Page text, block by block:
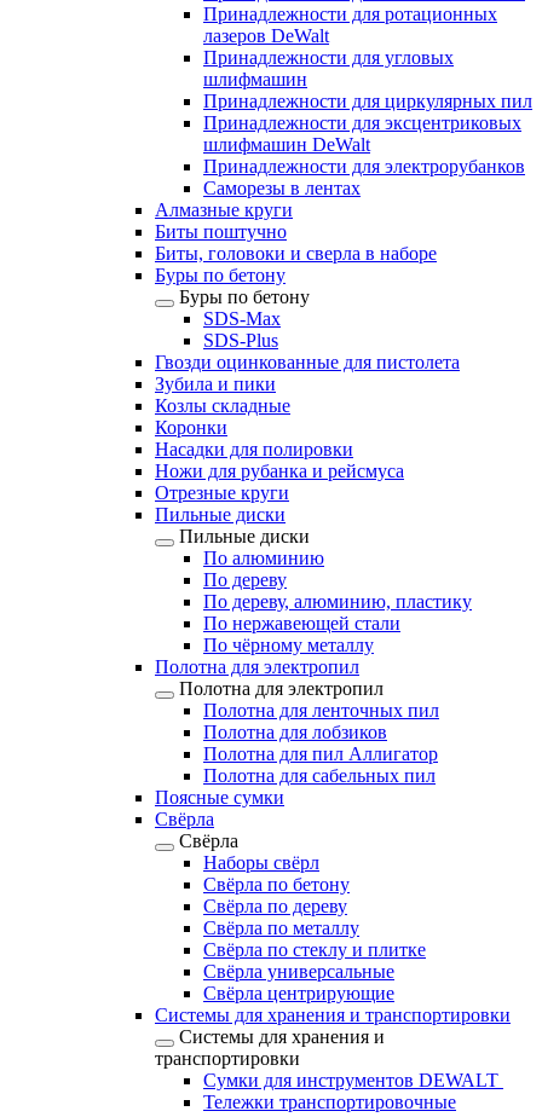
Принадлежности для ротационных
лазеров DeWalt
Принадлежности для угловых
шлифмашин
Принадлежности для циркулярных пил
Принадлежности для эксцентриковых
шлифмашин DeWalt
Принадлежности для электрорубанков
Саморезы в лентах
Алмазные круги
Биты поштучно
Биты, головоки и сверла в наборе
Буры по бетону
Буры по бетону
SDS-Max
SDS-Plus
Гвозди оцинкованные для пистолета
Зубила и пики
Козлы складные
Коронки
Насадки для полировки
Ножи для рубанка и рейсмуса
Отрезные круги
Пильные диски
Пильные диски
По алюминию
По дереву
По дереву, алюминию, пластику
По нержавеющей стали
По чёрному металлу
Полотна для электропил
Полотна для электропил
Полотна для ленточных пил
Полотна для лобзиков
Полотна для пил Аллигатор
Полотна для сабельных пил
Поясные сумки
Свёрла
Свёрла
Наборы свёрл
Свёрла по бетону
Свёрла по дереву
Свёрла по металлу
Свёрла по стеклу и плитке
Свёрла универсальные
Свёрла центрирующие
Системы для хранения и транспортировки
Системы для хранения и
транспортировки
Сумки для инструментов DEWALT
Тележки транспортировочные